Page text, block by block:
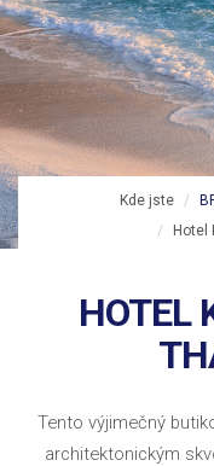
Kde jste
Hotel
HOTEL
Tento výjimečný
architektonickým